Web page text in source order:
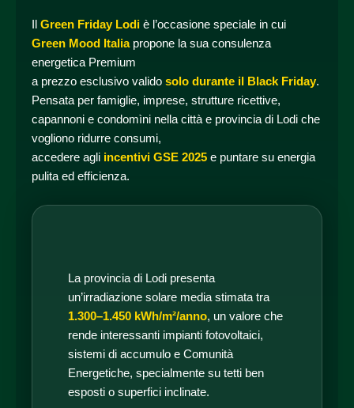
Green Friday Lodi è l’occasione speciale in cui
Green Mood Italiapropone la sua consulenza
energetica Premium
a prezzo esclusivo valido solo durante il Black Friday.
Pensata per famiglie, imprese, strutture ricettive,
capannoni e condomìni nella città e provincia di Lodi che
vogliono ridurre consumi,
accedere agli incentivi GSE 2025 e puntare su energia
pulita ed efficienza.
La provincia di Lodi presenta
un’irradiazione solare media stimata tra
1.300–1.450 kWh/m²/anno, un valore che
rende interessanti impianti fotovoltaici,
sistemi di accumulo e Comunità
Energetiche, specialmente su tetti ben
esposti o superfici inclinate.